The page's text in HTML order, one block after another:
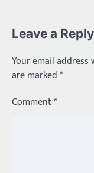
Leave a Reply
Your email
are marked*
Comment*